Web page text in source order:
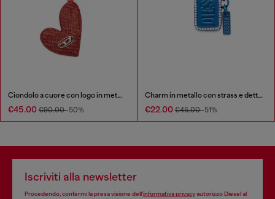
Ciondolo a cuore con logo in metallo
€45.00 €90.00-50%
Charm in metallo con strass e dettagli con logo Diesel
€22.00 €45.00-51%
Iscriviti alla newsletter
Procedendo, confermi la presa visione dell’informativa privacyautorizzo Diesel al